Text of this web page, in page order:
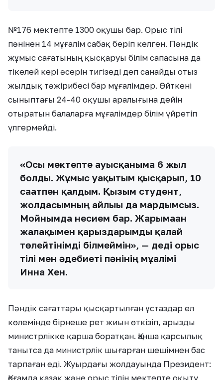
№176 мектепте 1300 оқушы бар. Орыс тілі
пәнінен 14 мұғалім сабақ беріп келген. Пәндік
жұмыс сағатының қысқаруы білім сапасына да
тікелей кері әсерін тигізеді деп санайды отыз
жылдық тәжірибесі бар мұғалімдер. Өйткені
сыныптағы 24-40 оқушы аралығына дейін
отыратын балаларға мұғалімдер білім үйретіп
үлгермейді.
«Осы мектепте ауысқаныма 6 жыл
болды. Жұмыс уақытым қысқарып, 10
сағатпен қалдым. Қызым студент,
жолдасымның айлығы да мардымсыз.
Мойнымда несием бар. Жарымаған
жалақымен қарыздарымды қалай
төлейтінімді білмеймін», — деді орыс
тілі мен әдебиеті пәнінің мұғалімі
Инна Хен.
Пәндік сағаттары қысқартылған ұстаздар ел
көлемінде бірнеше рет жиын өткізіп, арызды
министрлікке қарша боратқан. Қанша қарсылық
танытса да министрлік шығарған шешімнен бас
тарпаған еді. Жуырдағы жолдауында Президент: